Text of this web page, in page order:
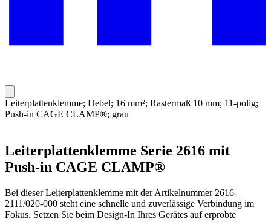
Leiterplattenklemme; Hebel; 16 mm²; Rastermaß 10 mm; 11-polig;
Push-in CAGE CLAMP®; grau
Leiterplattenklemme Serie 2616 mit
Push-in CAGE CLAMP®
Bei dieser Leiterplattenklemme mit der Artikelnummer 2616-
2111/020-000 steht eine schnelle und zuverlässige Verbindung im
Fokus. Setzen Sie beim Design-In Ihres Gerätes auf erprobte